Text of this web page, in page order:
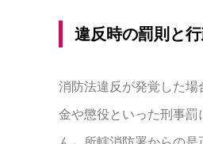
違反時の罰則と
消防法違反が発覚した場
金や懲役といった刑事罰